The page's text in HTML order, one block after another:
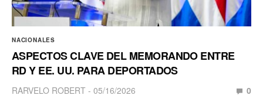
NACIONALES
ASPECTOS CLAVE DEL MEMORANDO ENTRE
RD Y EE. UU. PARA DEPORTADOS
RARVELO ROBERT 05/16/2026 0